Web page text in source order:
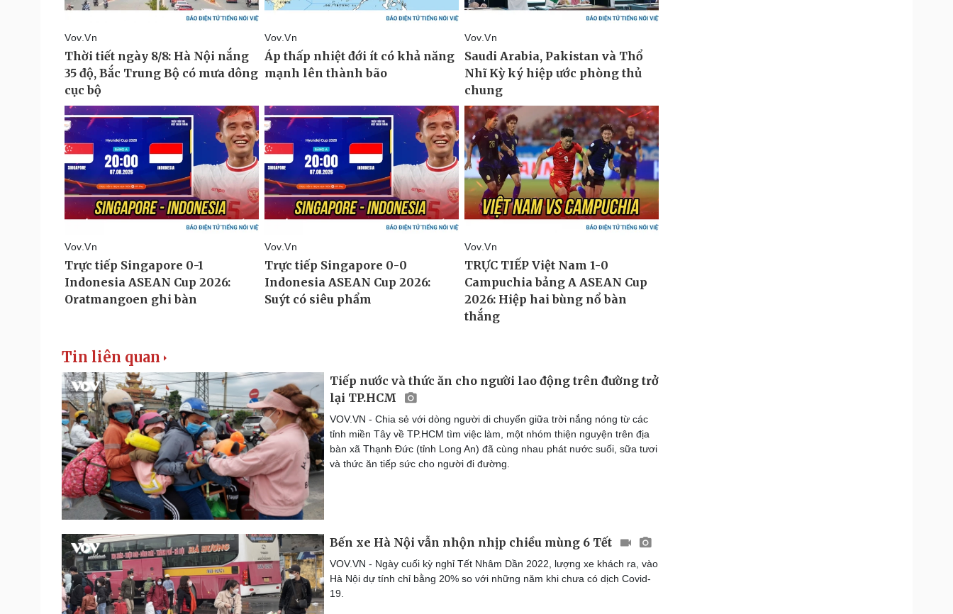
Tin liên quan
Tiếp nước và thức ăn cho người lao động trên đường trở
lại TP.HCM
VOV.VN - Chia sẻ với dòng người di chuyển giữa trời nắng nóng từ các
tỉnh miền Tây về TP.HCM tìm việc làm, một nhóm thiện nguyện trên địa
bàn xã Thạnh Đức (tỉnh Long An) đã cùng nhau phát nước suối, sữa tươi
và thức ăn tiếp sức cho người đi đường.
Bến xe Hà Nội vẫn nhộn nhịp chiều mùng 6 Tết
VOV.VN - Ngày cuối kỳ nghỉ Tết Nhâm Dần 2022, lượng xe khách ra, vào
Hà Nội dự tính chỉ bằng 20% so với những năm khi chưa có dịch Covid-
19.